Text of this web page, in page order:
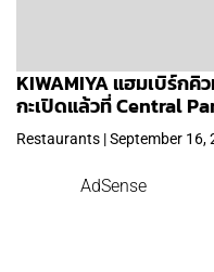
KIWAMIYA แฮมเบิร์ก
กะเปิดแล้วที่ Central
Restaurants | September 16,
AdSense